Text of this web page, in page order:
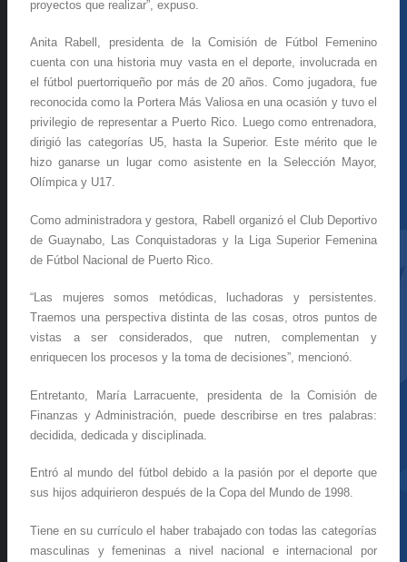
proyectos que realizar”, expuso.
Anita Rabell, presidenta de la Comisión de Fútbol Femenino
cuenta con una historia muy vasta en el deporte, involucrada en
el fútbol puertorriqueño por más de 20 años. Como jugadora, fue
reconocida como la Portera Más Valiosa en una ocasión y tuvo el
privilegio de representar a Puerto Rico. Luego como entrenadora,
dirigió las categorías U5, hasta la Superior. Este mérito que le
hizo ganarse un lugar como asistente en la Selección Mayor,
Olímpica y U17.
Como administradora y gestora, Rabell organizó el Club Deportivo
de Guaynabo, Las Conquistadoras y la Liga Superior Femenina
de Fútbol Nacional de Puerto Rico.
“Las mujeres somos metódicas, luchadoras y persistentes.
Traemos una perspectiva distinta de las cosas, otros puntos de
vistas a ser considerados, que nutren, complementan y
enriquecen los procesos y la toma de decisiones”, mencionó.
Entretanto, María Larracuente, presidenta de la Comisión de
Finanzas y Administración, puede describirse en tres palabras:
decidida, dedicada y disciplinada.
Entró al mundo del fútbol debido a la pasión por el deporte que
sus hijos adquirieron después de la Copa del Mundo de 1998.
Tiene en su currículo el haber trabajado con todas las categorías
masculinas y femeninas a nivel nacional e internacional por